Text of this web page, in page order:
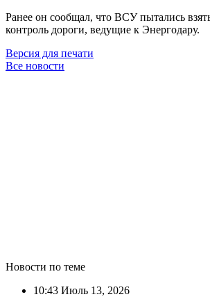
Ранее он сообщал, что ВСУ пытались
контроль дороги, ведущие к Энергодару.
Версия для печати
Все новости
Новости по теме
10:43 Июль 13, 2026